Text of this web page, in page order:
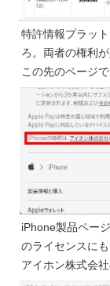
特許情報プラッ
ろ。両者の権利
この先のページ
iPhone製品ペー
のライセンスに
アイホン株式会